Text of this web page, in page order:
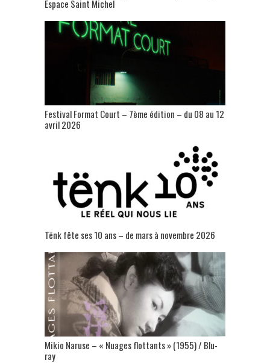
Espace Saint Michel
Festival Format Court – 7ème édition – du 08 au 12
avril 2026
Tënk fête ses 10 ans – de mars à novembre 2026
Mikio Naruse – « Nuages flottants » (1955) / Blu-
ray